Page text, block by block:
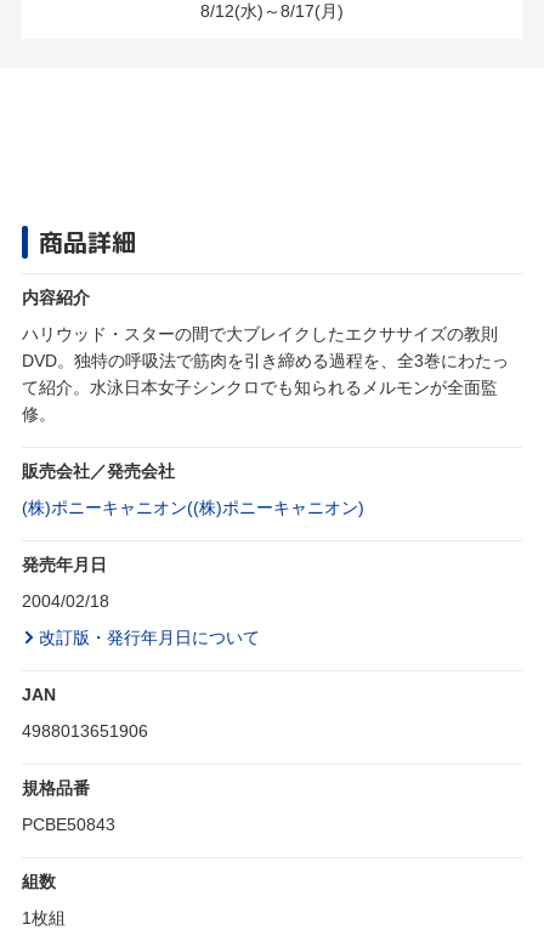
8/12(水)～8/17(月)
商品詳細
内容紹介
ハリウッド・スターの間で大ブレイクしたエクササイズの教則
DVD。独特の呼吸法で筋肉を引き締める過程を、全3巻にわたっ
て紹介。水泳日本女子シンクロでも知られるメルモンが全面監
修。
販売会社／発売会社
(株)ポニーキャニオン((株)ポニーキャニオン)
発売年月日
2004/02/18
改訂版・発行年月日について
JAN
4988013651906
規格品番
PCBE50843
組数
1枚組